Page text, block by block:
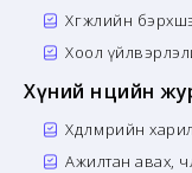
Хөгжлийн
Хоол
Хүний нөөцийн
Хөдөлмөрийн
Ажилтан авах,